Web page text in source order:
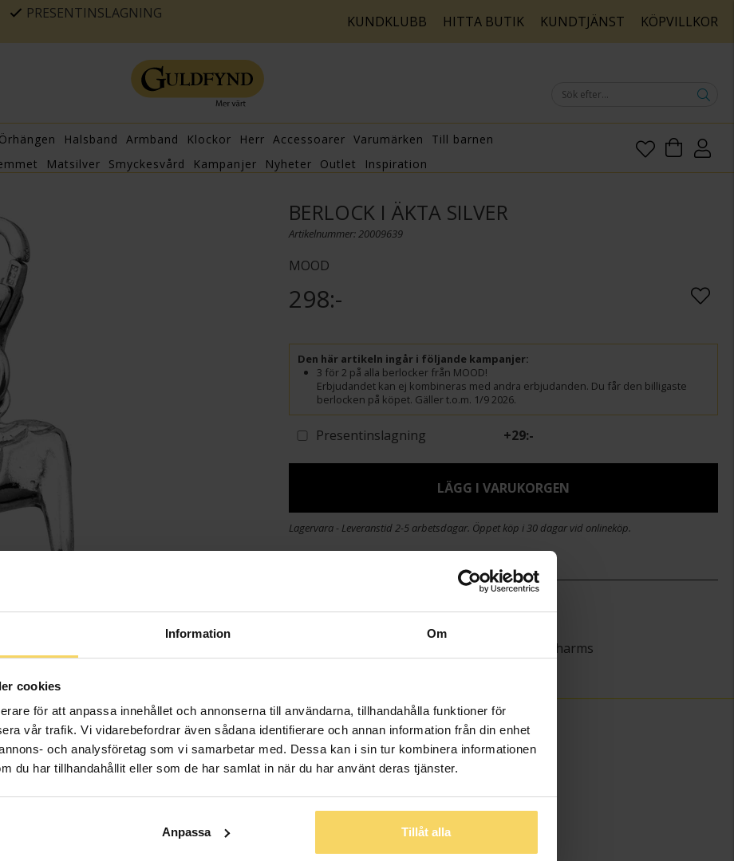
Information Om
cookies
för att anpassa innehållet och annonserna till användarna, tillhandahålla funktioner för
vår trafik. Vi vidarebefordrar även sådana identifierare och annan information från din enhet
och analysföretag som vi samarbetar med. Dessa kan i sin tur kombinera informationen
du har tillhandahållit eller som de har samlat in när du har använt deras tjänster.
Anpassa Tillåt alla
PRESENTINSLAGNING KUNDKLUBB HITTA BUTIK KUNDTJÄNST KÖPVILLKOR
Örhängen Halsband Armband Klockor Herr Accessoarer Varumärken
Till barnen
Matsilver Smyckesvård Kampanjer Nyheter Outlet Inspiration
BERLOCK I ÄKTA SILVER
Artikelnummer: 20009639
MOOD
298:-
Den här artikeln ingår i följande kampanjer:
3 för 2 på alla berlocker från MOOD!
Erbjudandet kan ej kombineras med andra erbjudanden. Du får den billigaste
berlocken på köpet. Gäller t.o.m. 1/9 2026.
Presentinslagning +29:-
LÄGG I VARUKORGEN
Lagervara - Leveranstid 2-5 arbetsdagar. Öppet köp i 30 dagar vid onlineköp.
MOOD Charms